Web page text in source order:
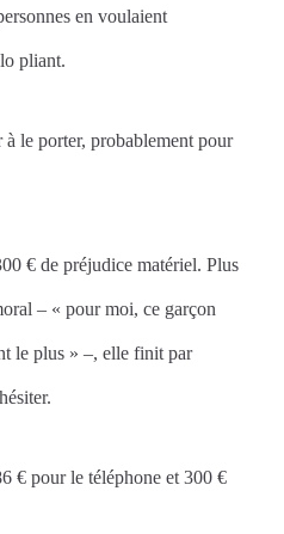
en voulaient
pliant.
à le porter, probablement pour
€ de préjudice matériel. Plus
– « pour moi, ce garçon
le plus » –, elle finit par
€ pour le téléphone et 300 €